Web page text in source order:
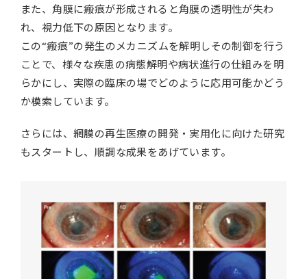
また、角膜に瘢痕が形成されると角膜の透明性が失わ
れ、視力低下の原因となります。
この“瘢痕”の発生のメカニズムを解明しその制御を行う
ことで、様々な疾患の病態解明や病状進行の仕組みを明
らかにし、実際の臨床の場でどのように応用可能かどう
か模索しています。
さらには、網膜の再生医療の開発・実用化に向けた研究
もスタートし、順調な成果をあげています。